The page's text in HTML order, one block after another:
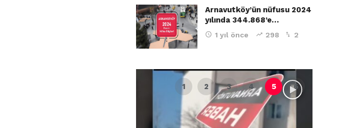
Arnavutköy’ün nüfusu 2024
yılında 344.868’e…
1 yıl önce 298 2